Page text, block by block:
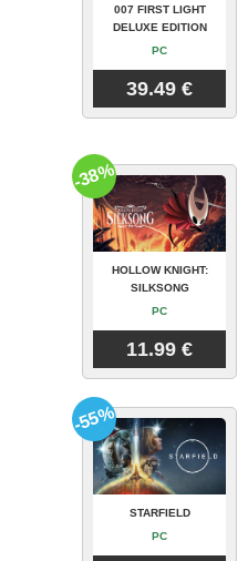
007 FIRST LIGHT
DELUXE EDITION
PC
39.49 €
HOLLOW KNIGHT:
SILKSONG
PC
11.99 €
-38%
STARFIELD
PC
-55%